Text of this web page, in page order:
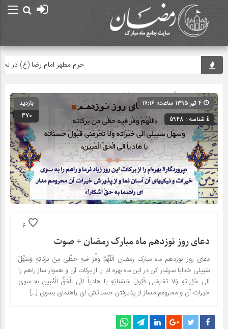
حرم مطهر امام رضا (ع) در لحظه
صفحه اصلی» گروه » دسته‌بندی نشده
شناسه : 5948
بازدید
370
6
دعای روز نوزدهم ماه مبارک رمضان + صوت
دعای روز نوزدهم ماه مبارک رمضان اَللّهُمَّ وَفِّرْ فیهِ حَظّى مِنْ بَرَکاتِهِ وَسَهِّلْ
سَبیلى خدایا سرشار کن در این ماه بهره ام را از برکات آن و هموار ساز راهم را
اِلى خَیْراتِهِ وَلا تَحْرِمْنى قَبُولَ حَسَناتِهِ یا هادِیاً اِلَى الْحَقِّ الْمُبینِ به سوى
خیرات آن و محرومم مساز از پذیرفتن حسناتش اى راهنماى بسوى […]